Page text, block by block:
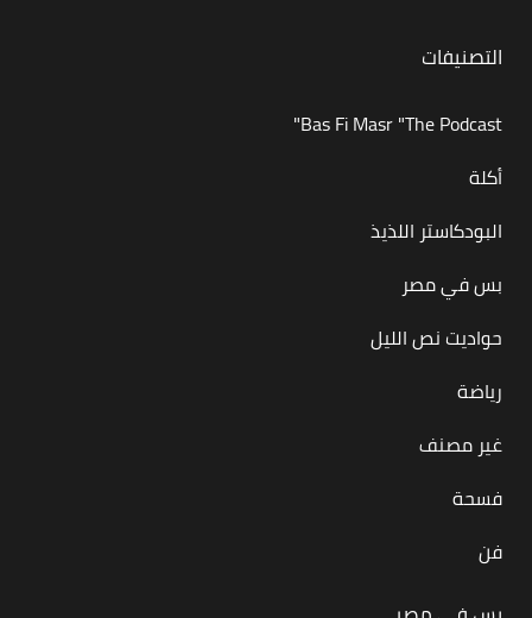
التصنيفات
Bas Fi Masr "The Podcast"
أكلة
البودكاستر اللذيذ
بس في مصر
حواديت نص الليل
رياضة
غير مصنف
فسحة
فن